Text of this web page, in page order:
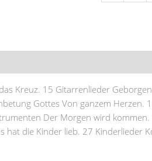
Kreuz. 15 Gitarrenlieder
Gottes Von ganzem Herzen.
Der Morgen wird
hat die Kinder lieb. 27 Kinderlieder